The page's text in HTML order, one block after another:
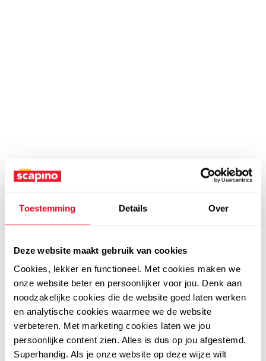
Toestemming Details Over
Deze website maakt gebruik van cookies
Cookies, lekker en functioneel. Met cookies maken we
onze website beter en persoonlijker voor jou. Denk aan
noodzakelijke cookies die de website goed laten werken
en analytische cookies waarmee we de website
verbeteren. Met marketing cookies laten we jou
persoonlijke content zien. Alles is dus op jou afgestemd.
Superhandig. Als je onze website op deze wijze wilt